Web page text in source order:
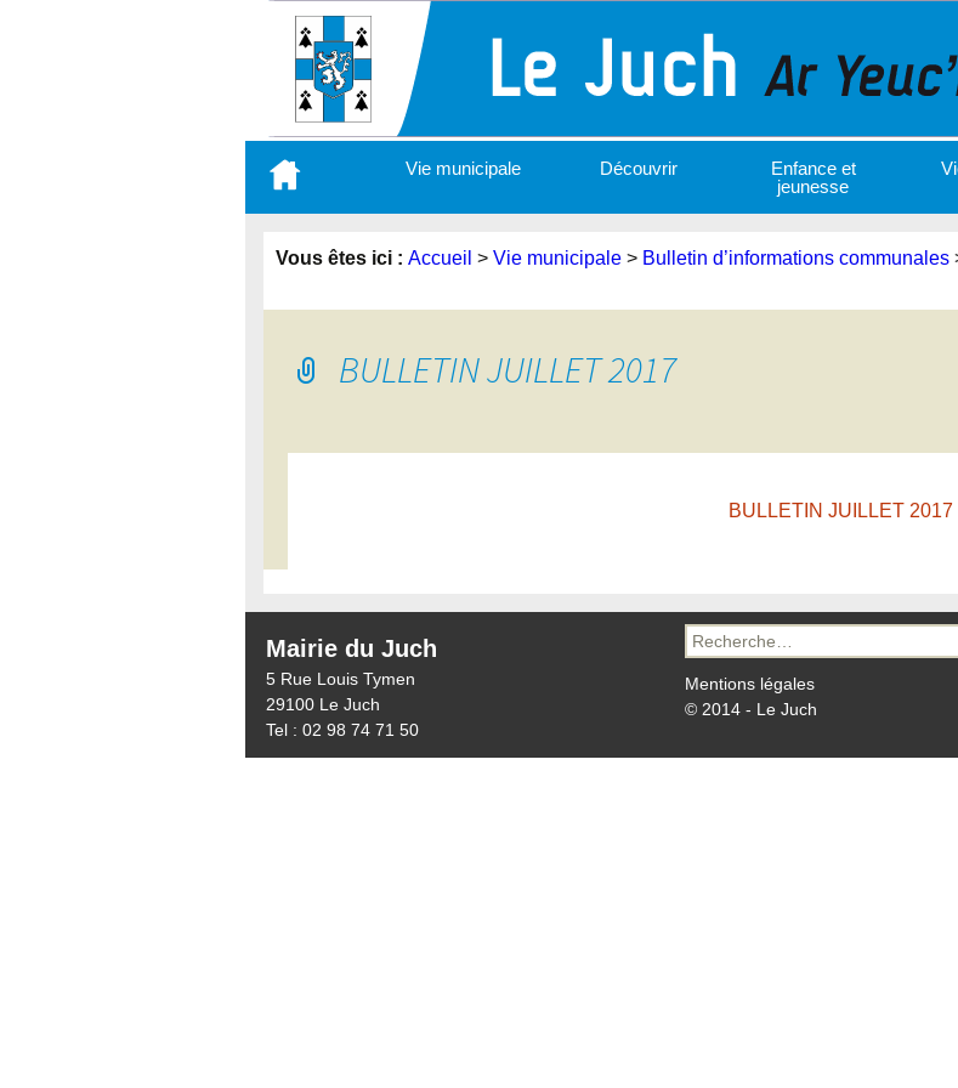
contenu
Vie municipale Découvrir
Enfance et
jeunesse
Vous êtes ici : Accueil > Vie municipale> Bulletin d’informations communales
BULLETIN JUILLET 2017
BULLETIN JUILLET 2017
Mairie du Juch
5 Rue Louis Tymen
29100 Le Juch
Tel : 02 98 74 71 50
Recherche
pour :
Mentions légales
© 2014 - Le Juch